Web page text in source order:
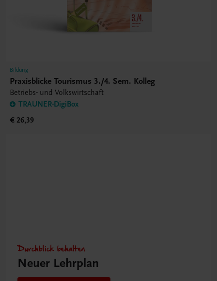
Bildung
Praxisblicke Tourismus 3./4. Sem. Kolleg
Betriebs- und Volkswirtschaft
TRAUNER-DigiBox
€ 26,39
Durchblick behalten
Neuer Lehrplan